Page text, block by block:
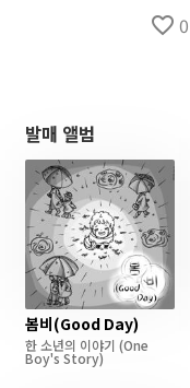
favorite_border 0
발매 앨범
봄비(Good Day)
한 소년의 이야기 (One
Boy's Story)